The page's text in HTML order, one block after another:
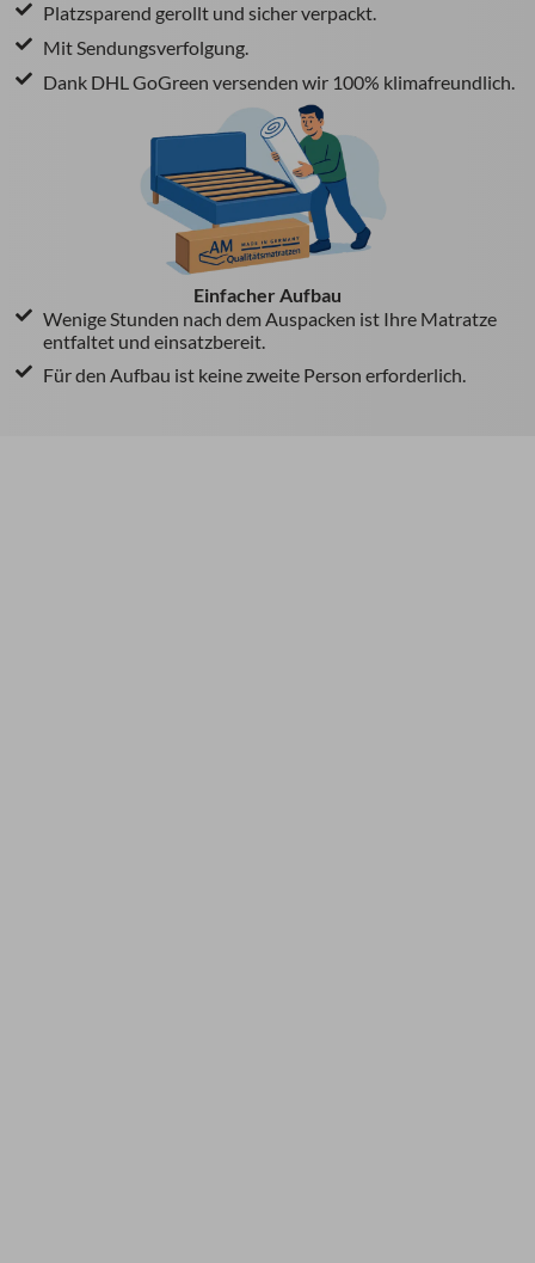
Platzsparend gerollt und sicher verpackt.
Mit Sendungsverfolgung.
Dank DHL GoGreen versenden wir 100% klimafreundlich.
Einfacher Aufbau
Wenige Stunden nach dem Auspacken ist Ihre Matratze
entfaltet und einsatzbereit.
Für den Aufbau ist keine zweite Person erforderlich.